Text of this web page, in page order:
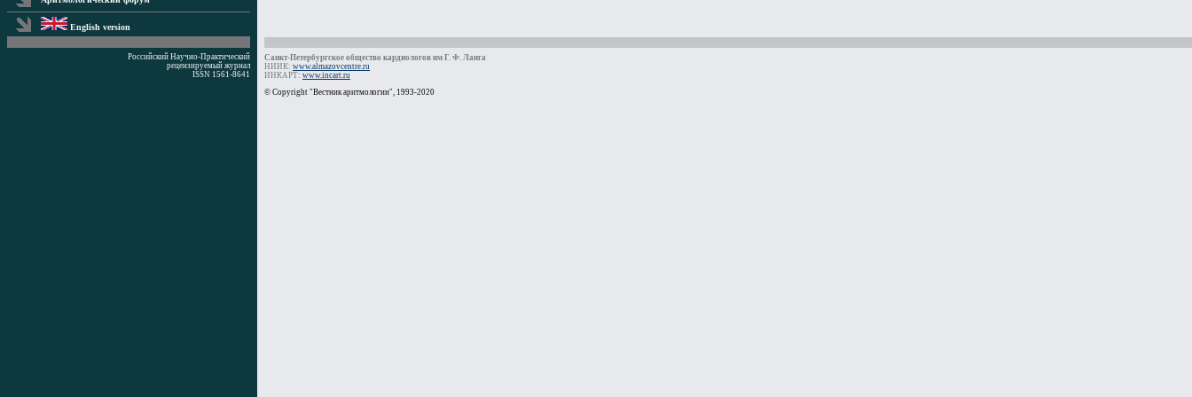
English version
Российский Научно-Практический
рецензируемый журнал
ISSN 1561-8641
Санкт-Петербургское общество кардиологов им Г. Ф. Ланга
НИИК: www.almazovcentre.ru
ИНКАРТ: www.incart.ru
© Copyright "Вестник аритмологии", 1993-2020